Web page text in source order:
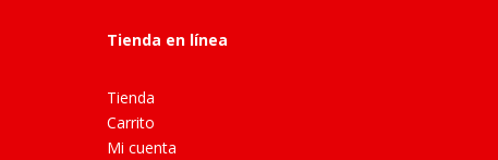
Tienda en línea
Tienda
Carrito
Mi cuenta